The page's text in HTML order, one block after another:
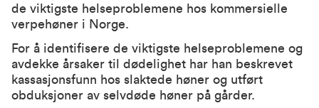
de viktigste helseproblemene hos kommersielle
verpehøner i Norge.
For å identifisere de viktigste helseproblemene og
avdekke årsaker til dødelighet har han beskrevet
kassasjonsfunn hos slaktede høner og utført
obduksjoner av selvdøde høner på gårder.